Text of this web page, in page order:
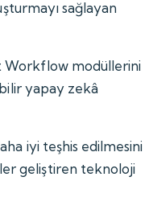
sağlayan
Workflow modüllerini
yapay zekâ
iyi teşhis edilmesini
geliştiren teknoloji